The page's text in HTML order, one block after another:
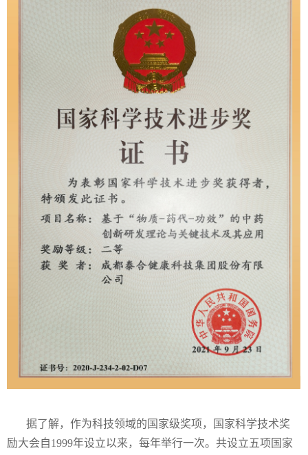
据了解，作为科技领域的国家级奖项，国家科学技术奖
励大会自1999年设立以来，每年举行一次。共设立五项国家